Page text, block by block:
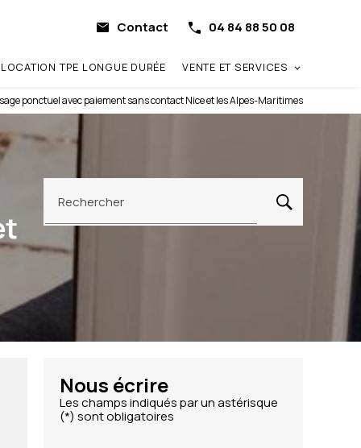
Contact 04 84 88 50 08
LOCATION TPE LONGUE DURÉE VENTE ET SERVICES
ponctuel avec paiement sans contact Nice et les Alpes-Maritimes
Rechercher
Nous écrire
Les champs indiqués par un astérisque
(*) sont obligatoires